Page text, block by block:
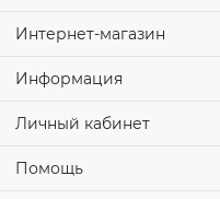
Интернет-магазин
Информация
Личный кабинет
Помощь